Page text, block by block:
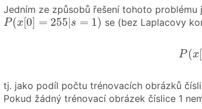
Jedním ze způsobů řešení tohoto
P (x[0] = 255|s = 1)
P(x[0] =255|s=1) se (bez Laplacovy
P (x[
tj. jako podíl počtu trénovacích obrázků
Pokud žádný trénovací obrázek číslice 1